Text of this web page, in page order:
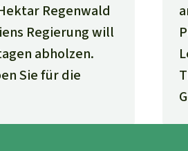
Regenwald
Regierung will
abholzen.
Sie für die